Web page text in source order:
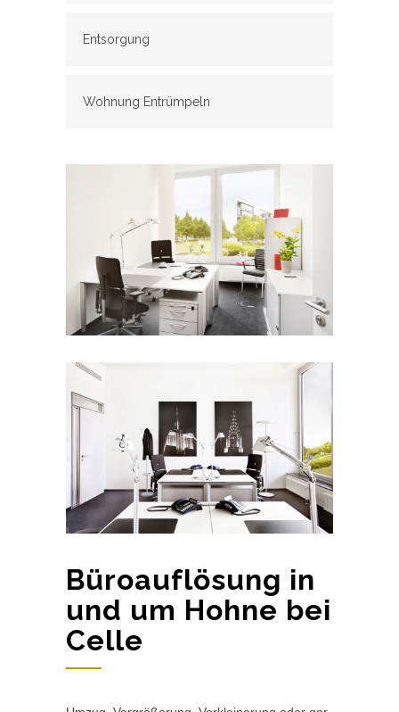
Entsorgung
Wohnung Entrümpeln
Büroauflösung in
und um Hohne bei
Celle